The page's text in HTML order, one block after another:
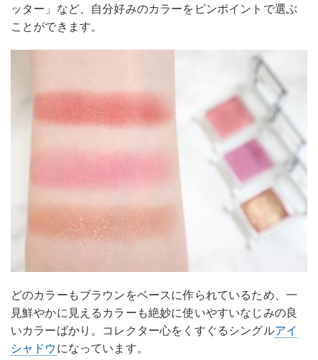
ッター」など、自分好みのカラーをピンポイントで選ぶ
ことができます。
どのカラーもブラウンをベースに作られているため、一
見鮮やかに見えるカラーも絶妙に使いやすいなじみの良
いカラーばかり。コレクター心をくすぐるシングルアイ
シャドウ になっています。